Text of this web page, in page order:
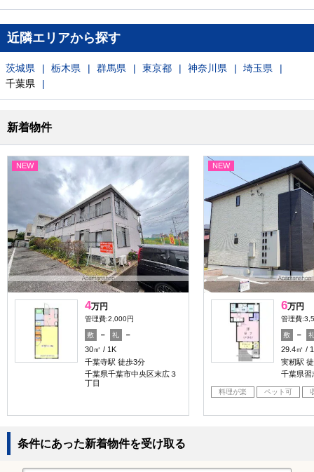
近隣エリアから探す
茨城県 栃木県 群馬県 東京都 神奈川県
埼玉県
千葉県
新着物件
NEW
4万円
管理費:2,000円
敷 － 礼
－
30㎡
1K
千葉寺駅 徒歩3分
千葉県千葉市中央区末広３
丁目
NEW
6万円
管理費
敷 －
29.4㎡
実籾駅
千葉県習
料理が楽 ペット可
条件にあった新着物件を受け取る